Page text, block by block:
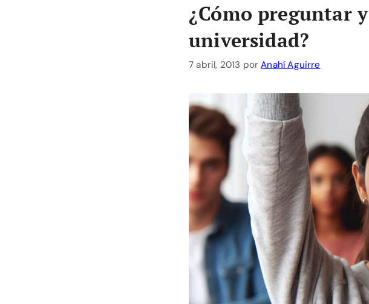
¿Cómo preguntar
universidad?
7 abril, 2013 porAnahí Aguirre